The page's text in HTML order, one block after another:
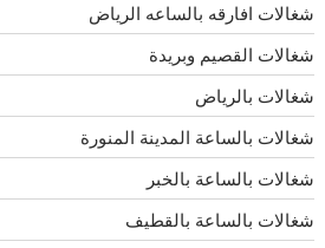
شغالات افارقه بالساعه الرياض
شغالات القصيم وبريدة
شغالات بالرياض
شغالات بالساعة المدينة المنورة
شغالات بالساعة بالخبر
شغالات بالساعة بالقطيف